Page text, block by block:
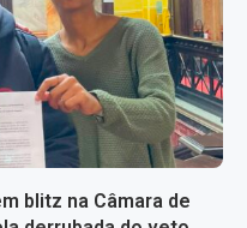
blitz na Câmara de